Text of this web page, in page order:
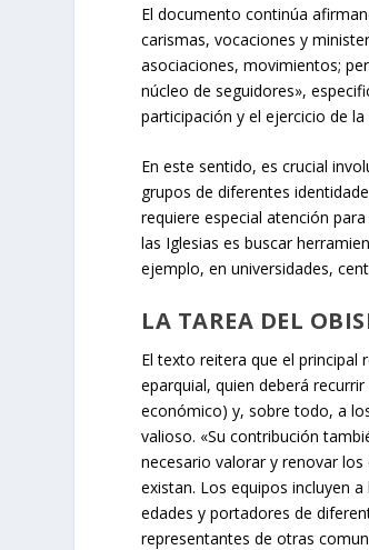
El documento continúa
carismas, vocaciones y
asociaciones, movimientos;
núcleo de seguidores»,
participación y el ejercicio de
En este sentido, es crucial
grupos de diferentes
requiere especial atención
las Iglesias es buscar
ejemplo, en universidades,
LA TAREA DEL
El texto reitera que el principal
eparquial, quien deberá
económico) y, sobre todo, a
valioso. «Su contribución
necesario valorar y renovar
existan. Los equipos incluyen
edades y portadores de
representantes de otras